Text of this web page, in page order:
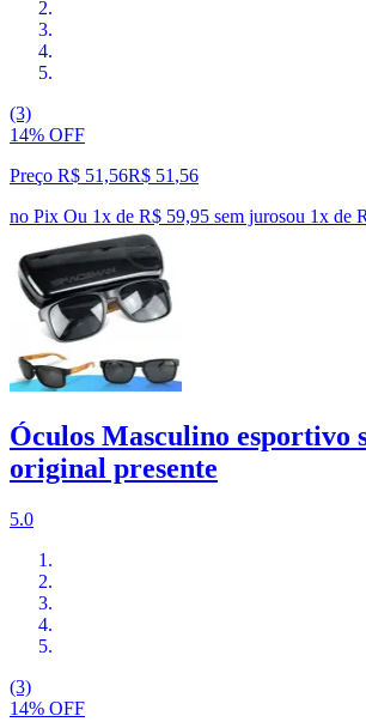
(3)
14% OFF
Preço R$ 51,56R$ 51 ,56
no Pix Ou 1x de R$ 59,95 sem jurosou 1x de
Óculos Masculino esportivo
original presente
5.0
(3)
14% OFF